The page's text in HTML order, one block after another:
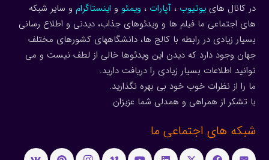
در کانال هاییوتیوب ، آپارات ، ویمئو و اینستاگرام و سایر شبکه
های اجتماعی ما فیلم ها و ویدئوهای جذاب، دیدنی و اطلاع رسانی
بسیار زیادی در رابطه با کالج ها، دانشگاههای کشورهای مختلف
جهان وجود دارد که دیدن این ویدئوها خالی از لطف نیست و می
توانید اطلاعات بسیار زیادی را دریافت دارید.
ما را از نظرات خوب خود بی بهره نگذارید.
با تشکر از همراهی و همدلی شما عزیزان
شبکه های اجتماعی ما